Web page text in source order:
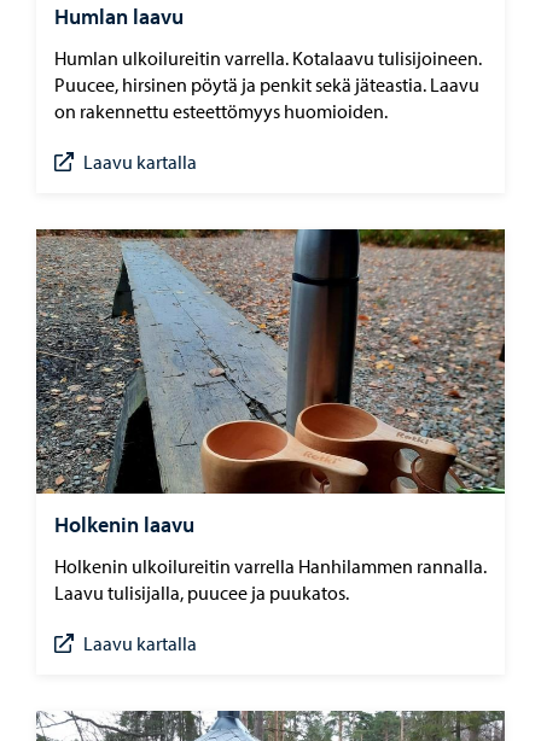
Humlan laavu
Humlan ulkoilureitin varrella. Kotalaavu tulisijoineen.
Puucee, hirsinen pöytä ja penkit sekä jäteastia. Laavu
on rakennettu esteettömyys huomioiden.
Laavu kartalla
Holkenin laavu
Holkenin ulkoilureitin varrella Hanhilammen rannalla.
Laavu tulisijalla, puucee ja puukatos.
Laavu kartalla